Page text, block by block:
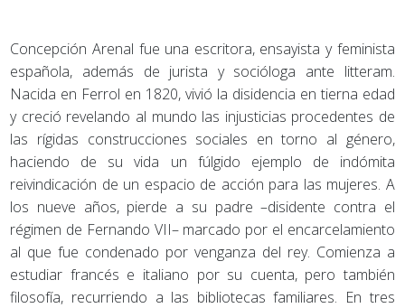
Concepción Arenal fue una escritora, ensayista y feminista
española, además de jurista y socióloga ante litteram.
Nacida en Ferrol en 1820, vivió la disidencia en tierna edad
y creció revelando al mundo las injusticias procedentes de
las rígidas construcciones sociales en torno al género,
haciendo de su vida un fúlgido ejemplo de indómita
reivindicación de un espacio de acción para las mujeres. A
los nueve años, pierde a su padre –disidente contra el
régimen de Fernando VII– marcado por el encarcelamiento
al que fue condenado por venganza del rey. Comienza a
estudiar francés e italiano por su cuenta, pero también
filosofía, recurriendo a las bibliotecas familiares. En tres